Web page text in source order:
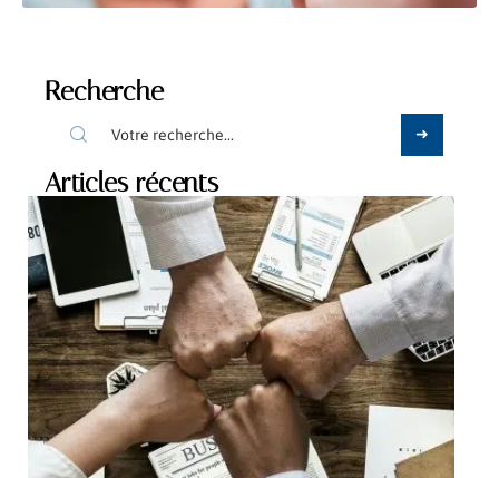
Recherche
Articles récents